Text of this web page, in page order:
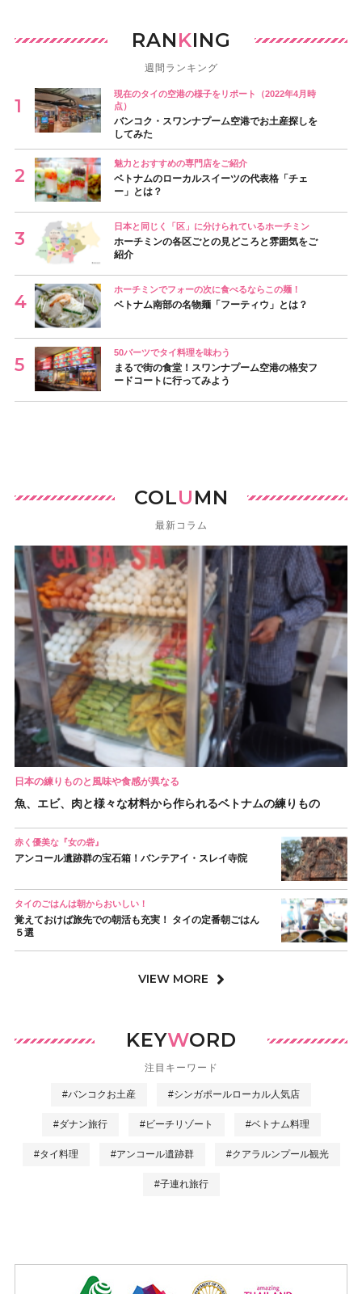
RANKING
週間ランキング
現在のタイの空港の様子をリポート（2022年4月時
点）
バンコク・スワンナプーム空港でお土産探しを
してみた
魅力とおすすめの専門店をご紹介
ベトナムのローカルスイーツの代表格「チェ
ー」とは？
日本と同じく「区」に分けられているホーチミン
ホーチミンの各区ごとの見どころと雰囲気をご
紹介
ホーチミンでフォーの次に食べるならこの麺！
ベトナム南部の名物麺「フーティウ」とは？
50バーツでタイ料理を味わう
まるで街の食堂！スワンナプーム空港の格安フ
ードコートに行ってみよう
COLUMN
最新コラム
日本の練りものと風味や食感が異なる
魚、エビ、肉と様々な材料から作られるベトナムの練りもの
赤く優美な『女の砦』
アンコール遺跡群の宝石箱！バンテアイ・スレイ寺院
タイのごはんは朝からおいしい！
覚えておけば旅先での朝活も充実！ タイの定番朝ごはん
５選
VIEW MORE
KEYWORD
注目キーワード
#バンコクお土産 #シンガポールローカル人気店
#ダナン旅行 #ビーチリゾート #ベトナム料理
#タイ料理 #アンコール遺跡群 #クアラルンプール観光
#子連れ旅行